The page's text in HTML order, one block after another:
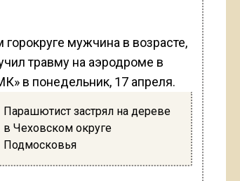
мужчина в возрасте,
травму на аэродроме в
в понедельник, 17 апреля.
Парашютист застрял на дереве
в Чеховском округе
Подмосковья